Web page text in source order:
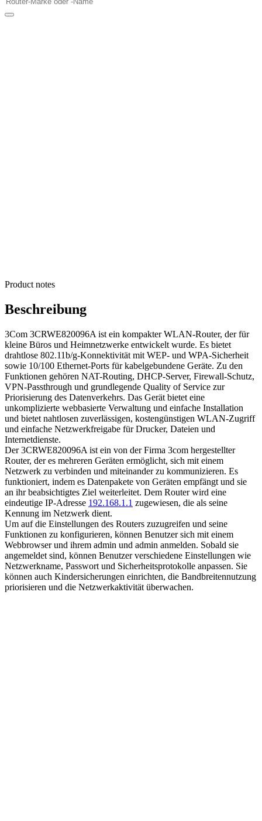
Product notes
Beschreibung
3Com 3CRWE820096A ist ein kompakter WLAN-Router, der für
kleine Büros und Heimnetzwerke entwickelt wurde. Es bietet
drahtlose 802.11b/g-Konnektivität mit WEP- und WPA-Sicherheit
sowie 10/100 Ethernet-Ports für kabelgebundene Geräte. Zu den
Funktionen gehören NAT-Routing, DHCP-Server, Firewall-Schutz,
VPN-Passthrough und grundlegende Quality of Service zur
Priorisierung des Datenverkehrs. Das Gerät bietet eine
unkomplizierte webbasierte Verwaltung und einfache Installation
und bietet nahtlosen zuverlässigen, kostengünstigen WLAN-Zugriff
und einfache Netzwerkfreigabe für Drucker, Dateien und
Internetdienste.
Der 3CRWE820096A ist ein von der Firma 3com hergestellter
Router, der es mehreren Geräten ermöglicht, sich mit einem
Netzwerk zu verbinden und miteinander zu kommunizieren. Es
funktioniert, indem es Datenpakete von Geräten empfängt und sie
an ihr beabsichtigtes Ziel weiterleitet. Dem Router wird eine
eindeutige IP-Adresse 192.168.1.1 zugewiesen, die als seine
Kennung im Netzwerk dient.
Um auf die Einstellungen des Routers zuzugreifen und seine
Funktionen zu konfigurieren, können Benutzer sich mit einem
Webbrowser und ihrem admin und admin anmelden. Sobald sie
angemeldet sind, können Benutzer verschiedene Einstellungen wie
Netzwerkname, Passwort und Sicherheitsprotokolle anpassen. Sie
können auch Kindersicherungen einrichten, die Bandbreitennutzung
priorisieren und die Netzwerkaktivität überwachen.